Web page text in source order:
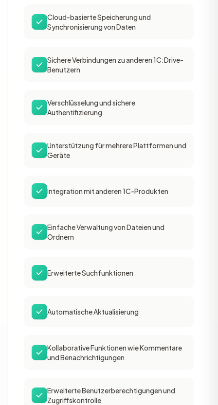
Cloud-basierte Speicherung und
Synchronisierung von Daten
Sichere Verbindungen zu anderen 1C:Drive-
Benutzern
Verschlüsselung und sichere
Authentifizierung
Unterstützung für mehrere Plattformen und
Geräte
Integration mit anderen 1C-Produkten
Einfache Verwaltung von Dateien und
Ordnern
Erweiterte Suchfunktionen
Automatische Aktualisierung
Kollaborative Funktionen wie Kommentare
und Benachrichtigungen
Erweiterte Benutzerberechtigungen und
Zugriffskontrolle